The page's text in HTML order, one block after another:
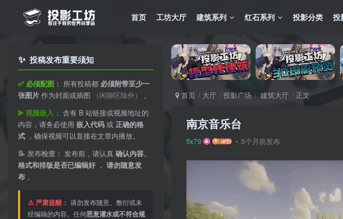
首页 工坊大厅 建筑系列 红石系列 投影分类 投
✨ 投稿发布重要须知
✅ 必须配图： 所有投稿都 必须附带至少一
张图片 作为封面或插图 （闲聊区除外） 。
▶️ 视频嵌入： 含有 B 站链接或视频地址的
内容，请务必使用 嵌入代码 或 正确的格
式 ，确保视频可以直接在文章内播放。
📝 发布检查： 发布前，请认真 确认内容、
格式和排版是否已编辑好 ， 请勿随意发
布 。
⚠️ 严肃提醒： 请勿发布随意、敷衍或未
经编辑的内容。任何恶意灌水或不符合规
首页 大厅 投影广场 建筑大厅 正文
南京音乐台
flx79 5个月前发布